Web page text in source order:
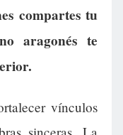
compartes tu
aragonés te
vínculos